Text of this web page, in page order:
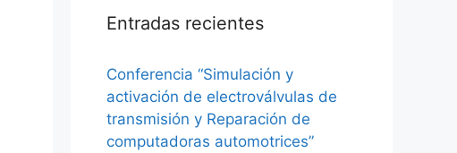
Entradas recientes
Conferencia “Simulación y
activación de electroválvulas de
transmisión y Reparación de
computadoras automotrices”